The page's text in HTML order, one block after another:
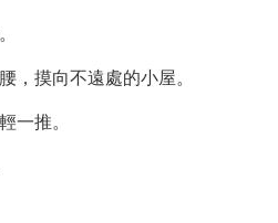
，摸向不遠處的小屋。
一推。